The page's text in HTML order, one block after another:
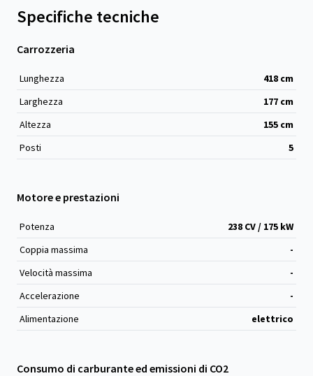
Specifiche tecniche
Carrozzeria
Lunghezza 418 cm
Larghezza
177 cm
Altezza
155 cm
Posti
5
Motore e prestazioni
Potenza
238 CV / 175 kW
Coppia massima
-
Velocità massima
-
Accelerazione
-
Alimentazione
elettrico
Consumo di carburante ed emissioni di CO2